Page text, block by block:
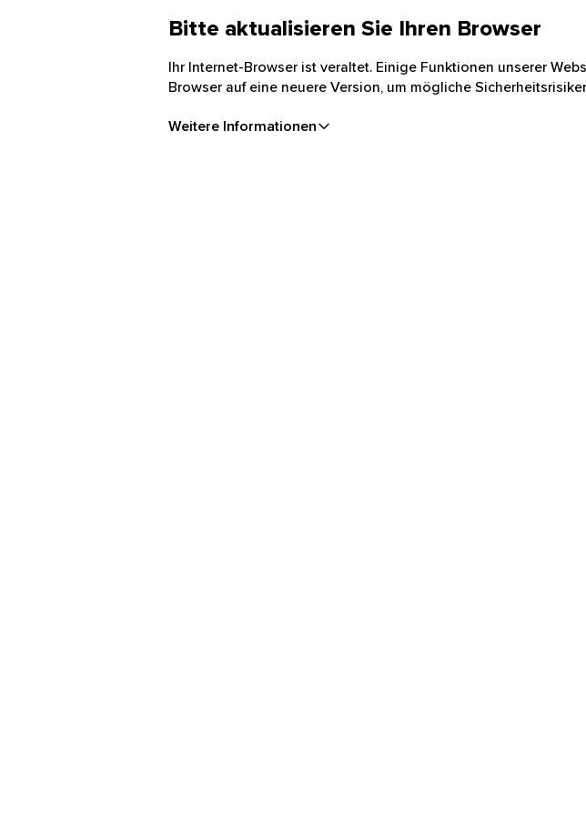
Bitte aktualisieren Sie Ihren Browser
Ihr Internet-Browser ist veraltet. Einige Funktionen unserer
Browser auf eine neuere Version, um mögliche
Weitere Informationen